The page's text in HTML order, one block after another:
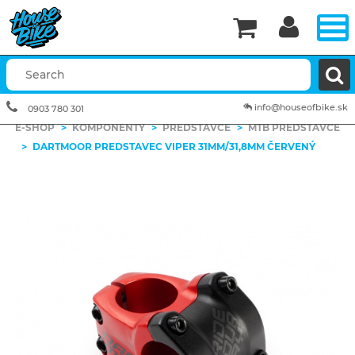
E-SHOP > KOMPONENTY > PREDSTAVCE > MTB PREDSTAVCE
> DARTMOOR PREDSTAVEC VIPER 31MM/31,8MM ČERVENÝ


info@houseofbike.sk
0903 780 301